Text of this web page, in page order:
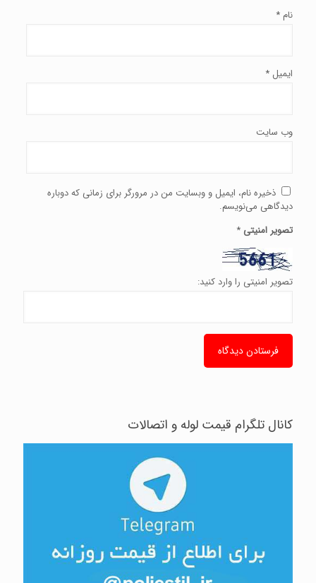
نام *
ایمیل *
وب‌ سایت
ذخیره نام، ایمیل و وبسایت من در مرورگر برای زمانی که دوباره
دیدگاهی می‌نویسم.
تصویر امنیتی *
تصویر امنیتی را وارد کنید:
کانال تلگرام قیمت لوله و اتصالات